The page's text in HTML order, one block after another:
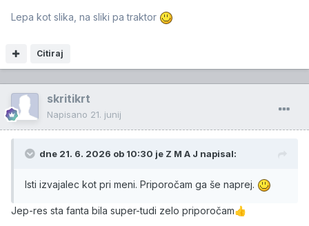
Citiraj
Lepa kot slika, na sliki pa traktor
skritikrt
Napisano 21. junij
dne 21. 6. 2026 ob 10:30 je Z M A J napisal:
Isti izvajalec kot pri meni. Priporočam ga še naprej.
Jep-res sta fanta bila super-tudi zelo priporočam👍